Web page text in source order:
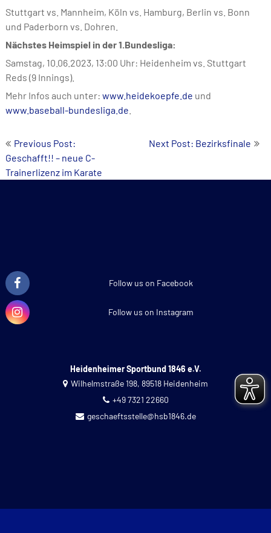
Stuttgart vs. Mannheim, Köln vs. Hamburg, Berlin vs. Bonn
und Paderborn vs. Dohren.
Nächstes Heimspiel in der 1.Bundesliga:
Samstag, 10.06.2023, 13:00 Uhr: Heidenheim vs. Stuttgart
Reds (9 Innings).
Mehr Infos auch unter: www.heidekoepfe.de und
www.baseball-bundesliga.de
Beitrags-
Navigation
Previous Post:
Geschafft!! – neue C-
Trainerlizenz im Karate
Next Post: Bezirksfinale
Follow us on Facebook
Follow us on Instagram
Heidenheimer Sportbund 1846 e.V.
Wilhelmstraße 198, 89518 Heidenheim
+49 7321 22660
geschaeftsstelle@hsb1846.de